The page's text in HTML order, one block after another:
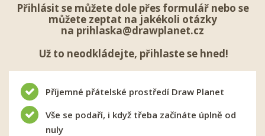
Přihlásit semůžete dole přes formulář nebo se
můžete zeptat na jakékoli otázky
na prihlaska@drawplanet.cz
Už to neodkládejte, přihlaste se hned!
Příjemné přátelské prostředí Draw Planet
Vše se podaří, i když třeba začínáte úplně od
nuly